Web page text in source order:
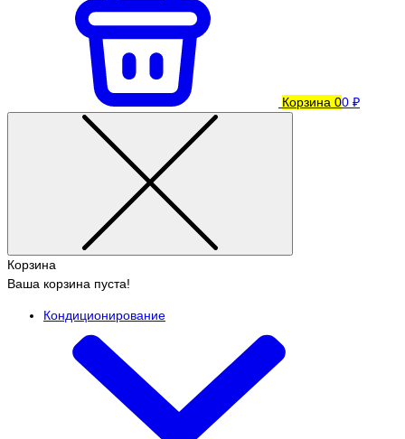
Корзина 00 ₽
Корзина
Ваша корзина пуста!
Кондиционирование